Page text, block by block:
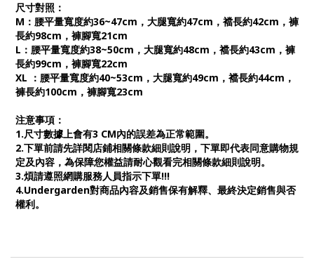
尺寸對照：
M：腰平量寬度約36~47cm，大腿寬約47cm，襠長約42cm，褲
長約98cm，褲腳寬21cm
L：腰平量寬度約38~50cm，大腿寬約48cm，襠長約43cm，褲
長約99cm，褲腳寬22cm
XL ：腰平量寬度約40~53cm，大腿寬約49cm，襠長約44cm，
褲長約100cm，褲腳寬23cm
注意事項：
1.尺寸數據上會有3 CM內的誤差為正常範圍。
2.下單前請先詳閱店鋪相關條款細則說明，下單即代表同意購物規
定及內容，為保障您權益請耐心觀看完相關條款細則說明。
3.煩請遵照網購服務人員指示下單!!!
4.Undergarden對商品內容及銷售保有解釋、最終決定銷售與否
權利。